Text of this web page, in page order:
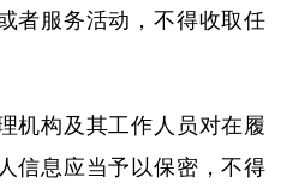
者服务活动，不得收取任
构及其工作人员对在履
信息应当予以保密，不得